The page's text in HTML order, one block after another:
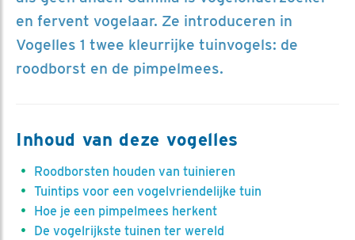
en fervent vogelaar. Ze introduceren in
Vogelles 1 twee kleurrijke tuinvogels: de
roodborst en de pimpelmees.
Inhoud van deze vogelles
Roodborsten houden van tuinieren
Tuintips voor een vogelvriendelijke tuin
Hoe je een pimpelmees herkent
De vogelrijkste tuinen ter wereld